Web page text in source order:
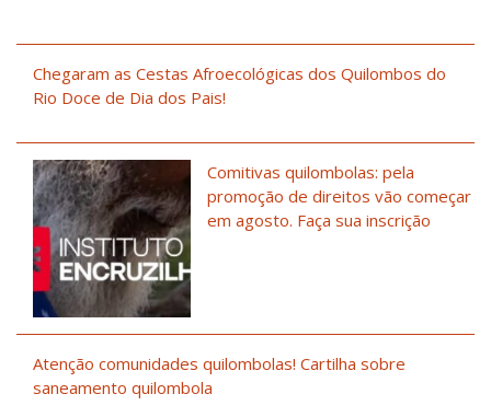
Chegaram as Cestas Afroecológicas dos Quilombos do
Rio Doce de Dia dos Pais!
Comitivas quilombolas: pela
promoção de direitos vão começar
em agosto. Faça sua inscrição
Atenção comunidades quilombolas! Cartilha sobre
saneamento quilombola